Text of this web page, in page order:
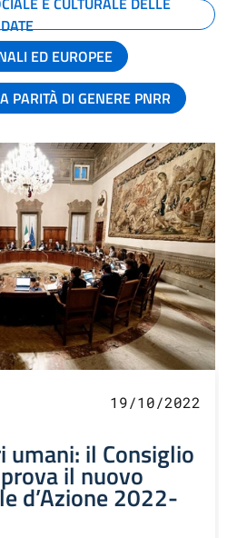
ED EUROPEE
PARITÀ DI GENERE PNRR
19/10/2022
umani: il Consiglio
il nuovo
d’Azione 2022-